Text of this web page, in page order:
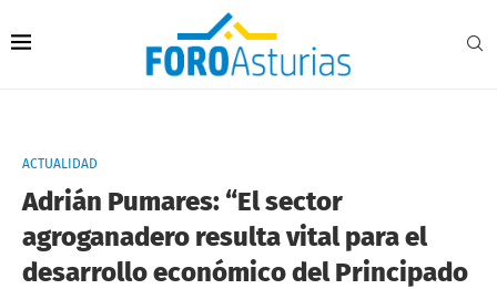
ACTUALIDAD
Adrián Pumares: “El sector
agroganadero resulta vital para el
desarrollo económico del Principado